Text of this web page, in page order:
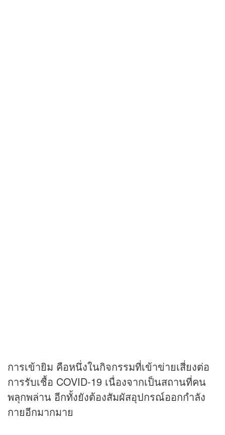
การเข้ายิม คือหนึ่งในกิจกรรมที่เข้าข่ายเสี่ยงต่อ
การรับเชื้อ COVID-19 เนื่องจากเป็นสถานที่คน
พลุกพล่าน อีกทั้งยังต้องสัมผัสอุปกรณ์ออกกำลัง
กายอีกมากมาย